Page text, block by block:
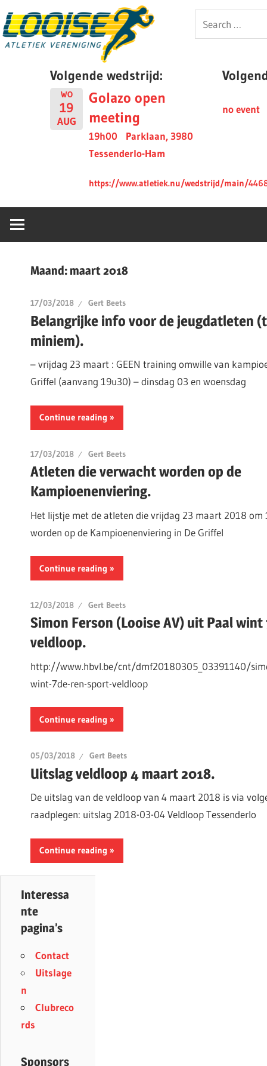
to
content
Looise
Search
for:
Volgende wedstrijd:
WO
19
AUG
Golazo open
meeting
19h00
Parklaan, 3980
Tessenderlo-Ham
https://www.atletiek.nu/wedstrijd/main/
no event
Maand:maart 2018
17/03/2018 Gert Beets
Belangrijke info voor de jeugdatleten
miniem).
– vrijdag 23 maart : GEEN training omwille van
Griffel (aanvang 19u30) – dinsdag 03 en woensdag
Continue reading
17/03/2018 Gert Beets
Atleten die verwacht worden op de
Kampioenenviering.
Het lijstje met de atleten die vrijdag 23 maart 2018 om
worden op de Kampioenenviering in De Griffel
Continue reading
12/03/2018 Gert Beets
Simon Ferson (Looise AV) uit Paal wint
veldloop.
http://www.hbvl.be/cnt/dmf20180305_03391140/
wint-7de-ren-sport-veldloop
Continue reading
05/03/2018 Gert Beets
Uitslag veldloop 4 maart 2018.
De uitslag van de veldloop van 4 maart 2018 is via
raadplegen: uitslag 2018-03-04 Veldloop Tessenderlo
Continue reading
Interessa
nte
pagina’s
Contact
Uitslage
n
Clubreco
rds
Sponsors